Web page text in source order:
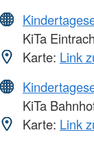
KiTa
Karte: Link
KiTa
Karte: Link